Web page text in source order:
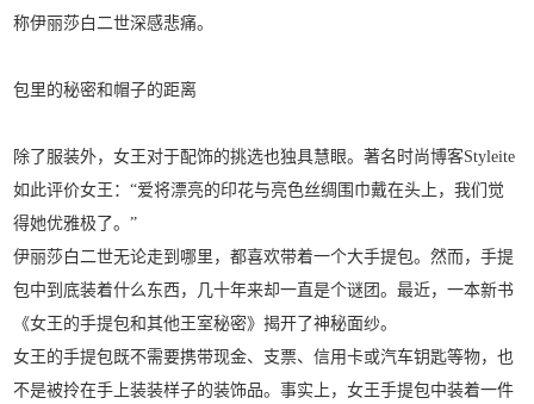
称伊丽莎白二世深感悲痛。
包里的秘密和帽子的距离
除了服装外，女王对于配饰的挑选也独具慧眼。著名时尚博客Styleite
如此评价女王：“爱将漂亮的印花与亮色丝绸围巾戴在头上，我们觉
得她优雅极了。”
伊丽莎白二世无论走到哪里，都喜欢带着一个大手提包。然而，手提
包中到底装着什么东西，几十年来却一直是个谜团。最近，一本新书
《女王的手提包和其他王室秘密》揭开了神秘面纱。
女王的手提包既不需要携带现金、支票、信用卡或汽车钥匙等物，也
不是被拎在手上装装样子的装饰品。事实上，女王手提包中装着一件